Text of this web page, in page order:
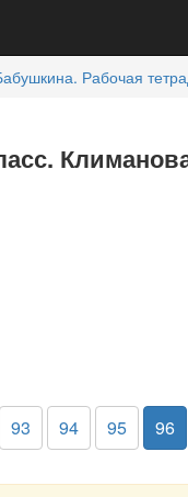
Рабочая
93 94 95 96